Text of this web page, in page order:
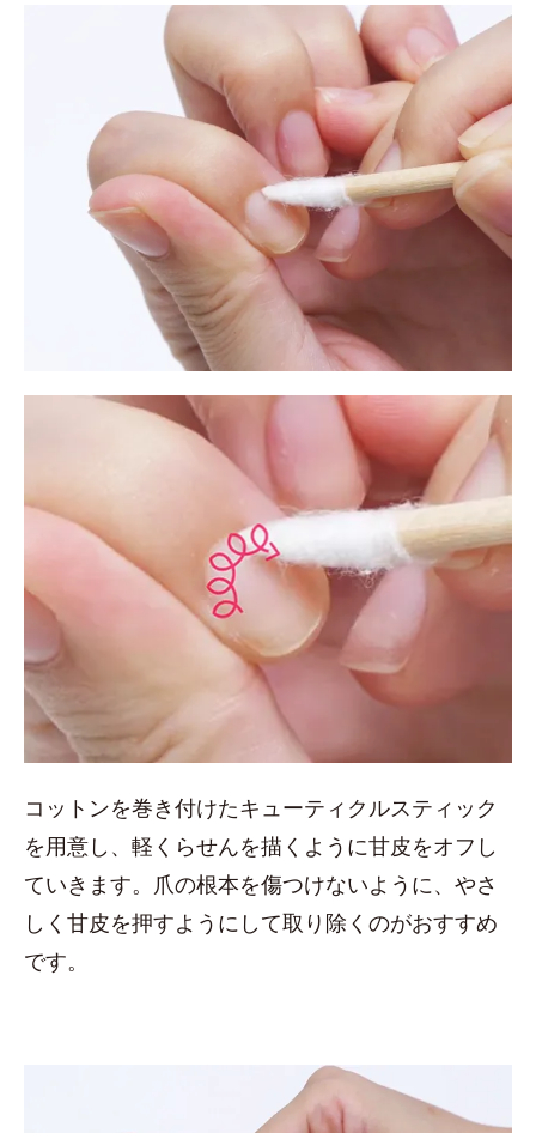
コットンを巻き付けたキューティクルスティック
を用意し、軽くらせんを描くように甘皮をオフし
ていきます。爪の根本を傷つけないように、やさ
しく甘皮を押すようにして取り除くのがおすすめ
です。